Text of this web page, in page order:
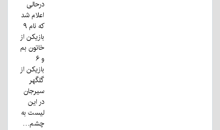
درحالی
اعلام شد
که نام ۹
بازیکن از
خاتون بم
و ۶
بازیکن از
گلگهر
سیرجان
در این
لیست به
چشم…